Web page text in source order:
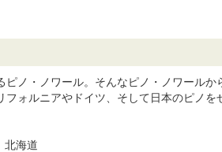
ノ・ノワール。そんなピノ・ノワール
ォルニアやドイツ、そして日本のピノを
北海道